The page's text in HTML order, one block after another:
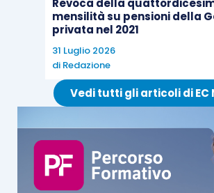
Revoca della
mensilità su pensioni della
privata nel 2021
31 Luglio 2026
di Redazione
Vedi tutti gli articoli di EC